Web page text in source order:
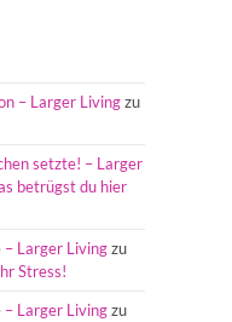
– Larger Livingzu
setzte! – Larger
betrügst du hier
Larger Livingzu
Stress!
Larger Livingzu